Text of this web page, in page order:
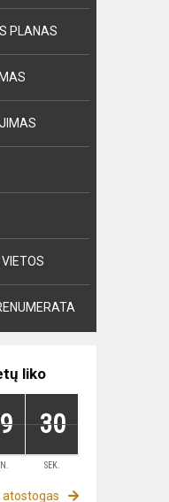
PLANAS
VIETOS
liko
29
SEK.
atostogas